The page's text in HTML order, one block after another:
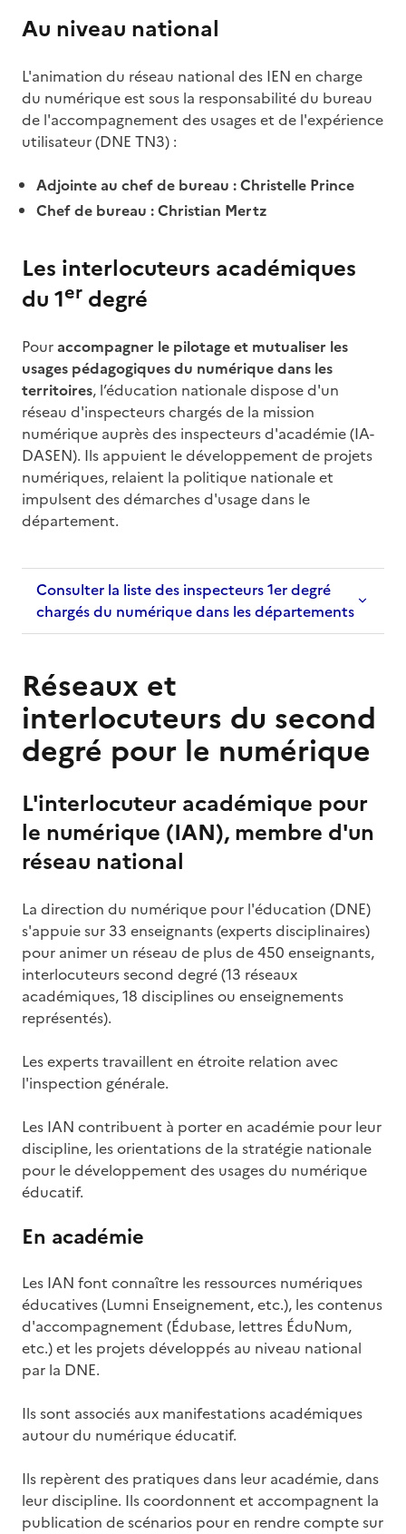
Au niveau national
L'animation du réseau national des IEN en charge
du numérique est sous la responsabilité du bureau
de l'accompagnement des usages et de l'expérience
utilisateur (DNE TN3) :
Adjointe au chef de bureau : Christelle Prince
Chef de bureau : Christian Mertz
Les interlocuteurs académiques
du 1er degré
Pouraccompagner le pilotage et mutualiser les
usages pédagogiques du numérique dans les
territoires, l’éducation nationale dispose d'un
réseau d'inspecteurs chargés de la mission
numérique auprès des inspecteurs d'académie (IA-
DASEN). Ils appuient le développement de projets
numériques, relaient la politique nationale et
impulsent des démarches d'usage dans le
département.
Consulter la liste des inspecteurs 1er degré
chargés du numérique dans les départements
Réseaux et
interlocuteurs du second
degré pour le numérique
L'interlocuteur académique pour
le numérique (IAN), membre d'un
réseau national
La direction du numérique pour l'éducation (DNE)
s'appuie sur 33 enseignants (experts disciplinaires)
pour animer un réseau de plus de 450 enseignants,
interlocuteurs second degré (13 réseaux
académiques, 18 disciplines ou enseignements
représentés).
Les experts travaillent en étroite relation avec
l'inspection générale.
Les IAN contribuent à porter en académie pour leur
discipline, les orientations de la stratégie nationale
pour le développement des usages du numérique
éducatif.
En académie
Les IAN font connaître les ressources numériques
éducatives (Lumni Enseignement, etc.), les contenus
d'accompagnement (Édubase, lettres ÉduNum,
etc.) et les projets développés au niveau national
par la DNE.
Ils sont associés aux manifestations académiques
autour du numérique éducatif.
Ils repèrent des pratiques dans leur académie, dans
leur discipline. Ils coordonnent et accompagnent la
publication de scénarios pour en rendre compte sur